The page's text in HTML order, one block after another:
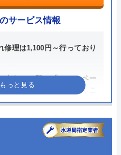
、まずはサイトを覗いてみ
イトを見る
569-365
8:00～22:00
サービス情報
修理は1,100円～行っており
合わせの際に「ホームペー
た！」とお伝えいただくこ
ームページキャンペーン価